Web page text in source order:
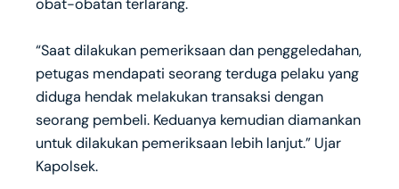
obat-obatan terlarang.
‎“Saat dilakukan pemeriksaan dan penggeledahan,
petugas mendapati seorang terduga pelaku yang
diduga hendak melakukan transaksi dengan
seorang pembeli. Keduanya kemudian diamankan
untuk dilakukan pemeriksaan lebih lanjut.” Ujar
Kapolsek.